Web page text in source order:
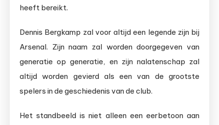
heeft bereikt.
Dennis Bergkamp zal voor altijd een legende zijn bij
Arsenal. Zijn naam zal worden doorgegeven van
generatie op generatie, en zijn nalatenschap zal
altijd worden gevierd als een van de grootste
spelers in de geschiedenis van de club.
Het standbeeld is niet alleen een eerbetoon aan